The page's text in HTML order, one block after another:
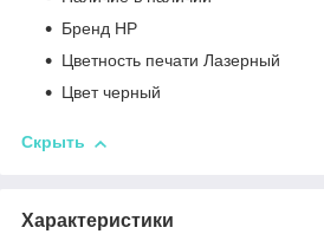
Бренд HP
Цветность печати Лазерный
Цвет черный
Скрыть
Характеристики